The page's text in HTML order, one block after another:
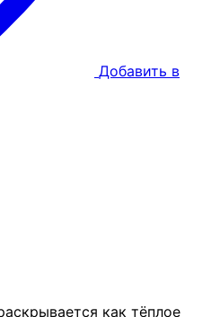
Добавить в
как тёплое